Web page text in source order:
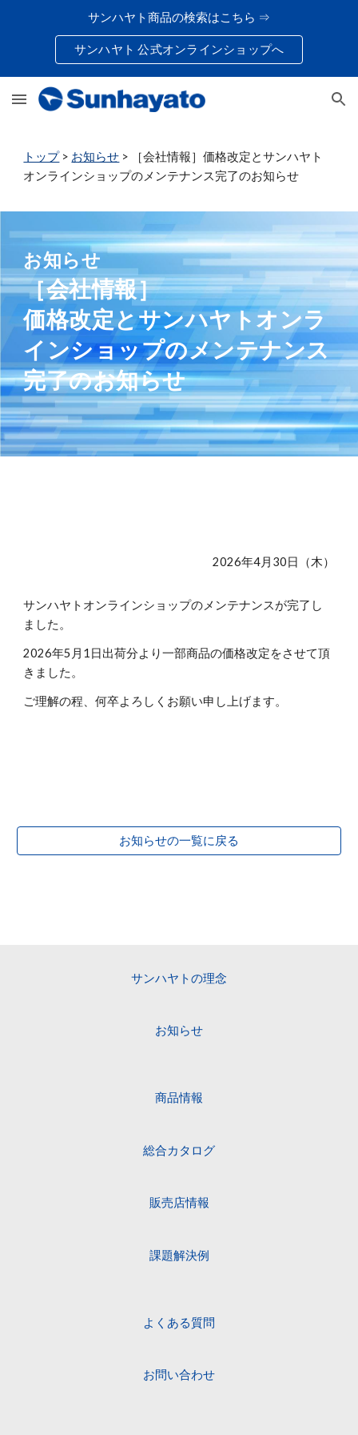
サンハヤト商品の検索はこちら ⇒
サンハヤト 公式オンラインショップへ
トップ> お知らせ > ［会社情報］価格改定とサンハヤト
オンラインショップのメンテナンス完了のお知らせ
お知らせ
［会社情報］
価格改定とサンハヤトオンラ
インショップのメンテナンス
完了のお知らせ
2026年4月 30日（木）
サンハヤトオンラインショップのメンテナンスが完了し
ました。
2026年5 月1日出荷分より一部商品の価格改定をさせて頂
きました。
ご理解の程、何卒よろしくお願い申し上げます。
お知らせの一覧に戻る
サンハヤトの理念
お知らせ
商品情報
総合カタログ
販売店情報
課題解決例
よくある質問
お問い合わせ